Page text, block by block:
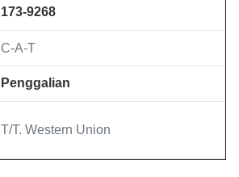
173-9268
C-A-T
Penggalian
T/T. Western Union